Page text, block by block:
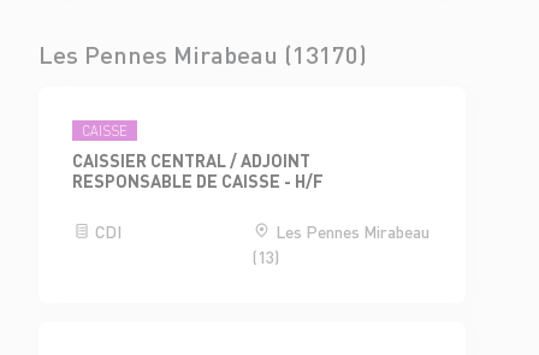
Les Pennes Mirabeau (13170)
CAISSE
CAISSIER CENTRAL / ADJOINT
RESPONSABLE DE CAISSE - H/F
CDI
Les Pennes Mirabeau
(13)